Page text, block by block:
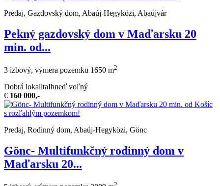
Predaj, Gazdovský dom, Abaúj-Hegyközi, Abaújvár
Pekný gazdovský dom v Maďarsku 20
min. od...
3 izbový, výmera pozemku 1650 m2
Dobrá lokalitaIhneď voľný
€ 160 000,-
Predaj, Rodinný dom, Abaúj-Hegyközi, Gönc
Gönc- Multifunkčný rodinný dom v
Maďarsku 20...
2